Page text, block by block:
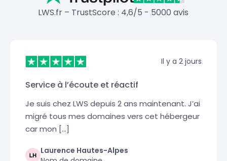
LWS.fr – TrustScore : 4,6/5 - 5000 avis
Il y a 2 jours
Service à l’écoute et réactif
Je suis chez LWS depuis 2 ans maintenant. J’ai
migré tous mes domaines vers cet hébergeur
car mon […]
Laurence Hautes-Alpes